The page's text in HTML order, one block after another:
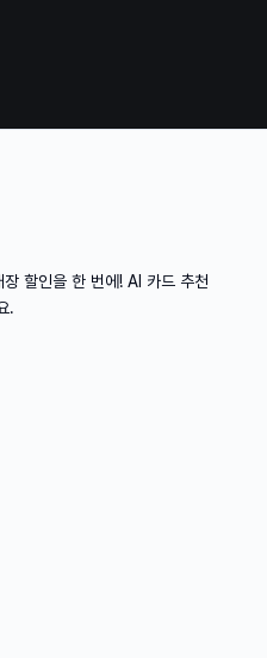
할인을 한 번에! AI 카드 추천
.